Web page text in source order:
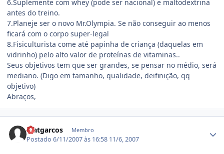
6.Suplemente com whey (pode ser nacional) e maltodextrina
antes do treino.
7.Planeje ser o novo Mr.Olympia. Se não conseguir ao menos
ficará com o corpo super-legal
8.Fisiculturista come até papinha de criança (daquelas em
vidrinho) pelo alto valor de proteínas de vitaminas..
Seus objetivos tem que ser grandes, se pensar no médio, será
mediano. (Digo em tamanho, qualidade, deifinição, qq
objetivo)
Abraços,
Matgarcos Membro
Postado6/11/2007 às 16:58 11/6, 2007